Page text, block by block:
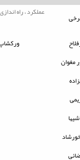
عملکرد ، راه
مغوان